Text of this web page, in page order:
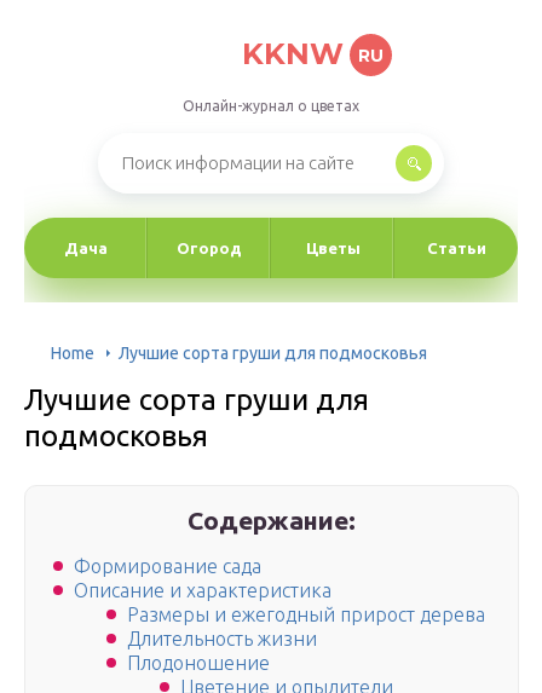
KKNW RU
Онлайн-журнал о цветах
Дача Огород Цветы Статьи
Home Лучшие сорта груши для подмосковья
Лучшие сорта груши для
подмосковья
Содержание:
Формирование сада
Описание и характеристика
Размеры и ежегодный прирост дерева
Длительность жизни
Плодоношение
Цветение и опылители